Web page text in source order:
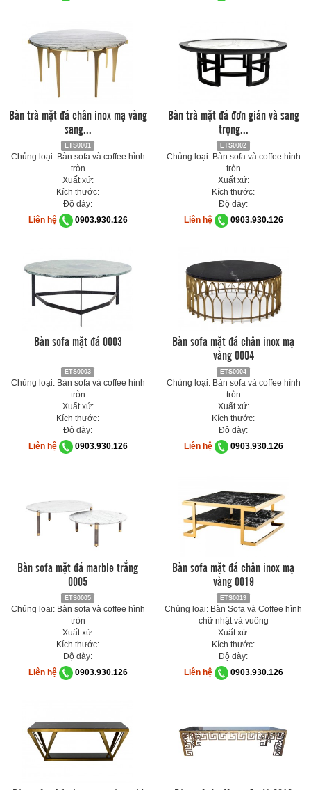
Bàn trà mặt đá chân inox mạ vàng
sang...
ETS0001
Chủng loại: Bàn sofa và coffee hình
tròn
Xuất xứ:
Kích thước:
Độ dày:
Liên hệ
0903.930.126
Bàn trà mặt đá đơn giản và sang
trọng...
ETS0002
Chủng loại: Bàn sofa và coffee hình
tròn
Xuất xứ:
Kích thước:
Độ dày:
Liên hệ
0903.930.126
Bàn sofa mặt đá 0003
ETS0003
Chủng loại: Bàn sofa và coffee hình
tròn
Xuất xứ:
Kích thước:
Độ dày:
Liên hệ
0903.930.126
Bàn sofa mặt đá chân inox mạ
vàng 0004
ETS0004
Chủng loại: Bàn sofa và coffee hình
tròn
Xuất xứ:
Kích thước:
Độ dày:
Liên hệ
0903.930.126
Bàn sofa mặt đá marble trắng
0005
ETS0005
Chủng loại: Bàn sofa và coffee hình
tròn
Xuất xứ:
Kích thước:
Độ dày:
Liên hệ
0903.930.126
Bàn sofa mặt đá chân inox mạ
vàng 0019
ETS0019
Chủng loại: Bàn Sofa và Coffee hình
chữ nhật và vuông
Xuất xứ:
Kích thước:
Độ dày:
Liên hệ
0903.930.126